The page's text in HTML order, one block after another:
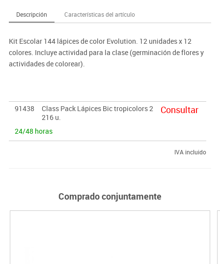
Descripción Características del artículo
Kit Escolar 144 lápices de color Evolution. 12 unidades x 12
colores. Incluye actividad para la clase (germinación de flores y
actividades de colorear).
91438
Class Pack Lápices Bic tropicolors 2
216 u.
24/48 horas
Consultar
IVA incluido
Comprado conjuntamente